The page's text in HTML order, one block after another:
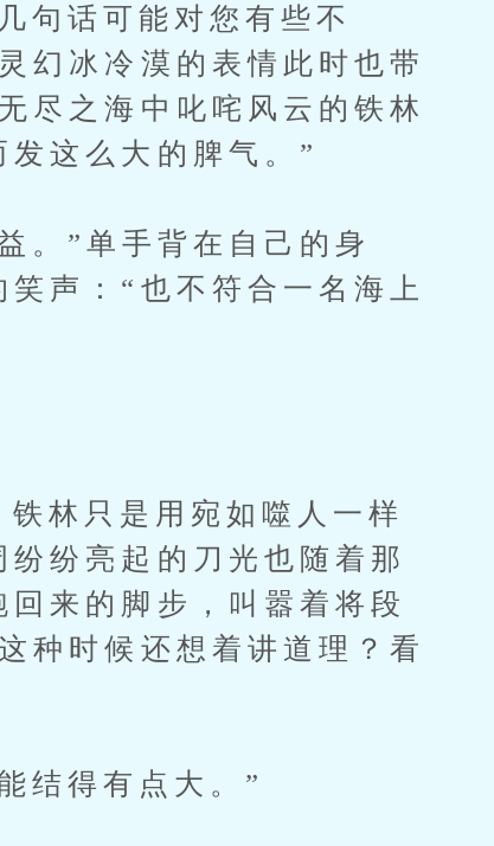
话可能对您有些不
幻冰冷漠的表情此时也带
尽之海中叱咤风云的铁林
这么大的脾气。”
”单手背在自己的身
声：“也不符合一名海上
只是用宛如噬人一样
纷亮起的刀光也随着那
来的脚步，叫嚣着将段
种时候还想着讲道理？看
得有点大。”